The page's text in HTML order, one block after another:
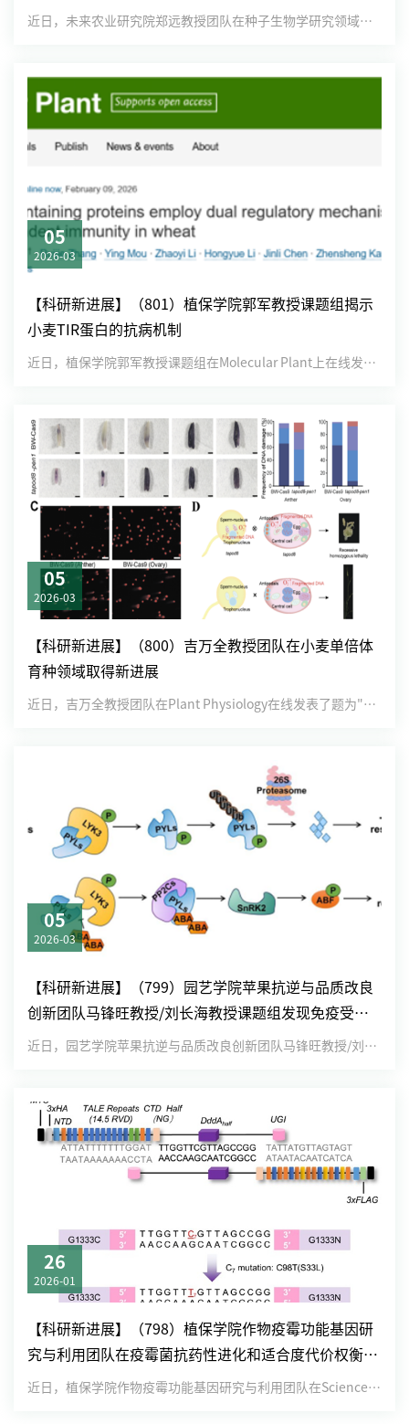
命启动开关
近日，未来农业研究院郑远教授团队在种子生物学研究领域再获突破，在《The EMBO Journal》上发表了题为“...
05
2026-03
【科研新进展】（801）植保学院郭军教授课题组揭示
小麦TIR蛋白的抗病机制
近日，植保学院郭军教授课题组在Molecular Plant上在线发表了题为“TIR domain-contain...
05
2026-03
【科研新进展】（800）吉万全教授团队在小麦单倍体
育种领域取得新进展
近日，吉万全教授团队在Plant Physiology在线发表了题为"Mutation of TaPOD8 tri...
05
2026-03
【科研新进展】（799）园艺学院苹果抗逆与品质改良
创新团队马锋旺教授/刘长海教授课题组发现免疫受体
激酶MdLYK3参与调控苹果抗旱性
近日，园艺学院苹果抗逆与品质改良创新团队马锋旺教授/刘长海教授课题组在New Phytologist上发表了题为“...
26
2026-01
【科研新进展】（798）植保学院作物疫霉功能基因研
究与利用团队在疫霉菌抗药性进化和适合度代价权衡机
制研究中取得新进展
近日，植保学院作物疫霉功能基因研究与利用团队在Science Advances上发表了题为“Mitochondri...